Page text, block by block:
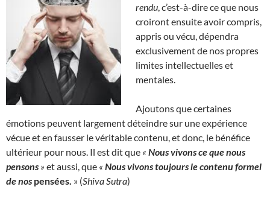
rendu , c’est-à-dire ce que nous
croiront ensuite avoir compris,
appris ou vécu, dépendra
exclusivement de nos propres
limites intellectuelles et
mentales.
Ajoutons que certaines
émotions peuvent largement déteindre sur une expérience
vécue et en fausser le véritable contenu, et donc, le bénéfice
ultérieur pour nous. Il est dit que « Nous vivons ce que nous
pensons » et aussi, que « Nous vivons toujours le contenu formel
de nos pensées » (Shiva Sutra)